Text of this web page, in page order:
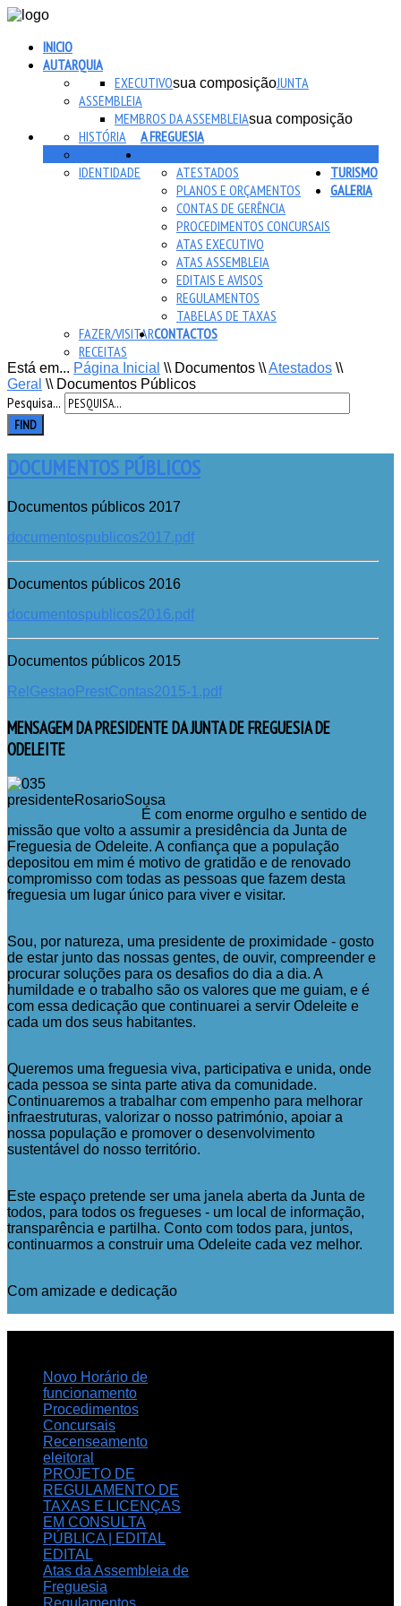
INICIO
AUTARQUIA
JUNTA
EXECUTIVOsua composição
ASSEMBLEIA
MEMBROS DA ASSEMBLEIAsua composição
A FREGUESIA
HISTÓRIA
HERÁLDICA
IDENTIDADE
ATESTADOS
PLANOS E ORÇAMENTOS
CONTAS DE GERÊNCIA
PROCEDIMENTOS CONCURSAIS
ATAS EXECUTIVO
ATAS ASSEMBLEIA
EDITAIS E AVISOS
REGULAMENTOS
TABELAS DE TAXAS
TURISMO
FAZER/VISITAR
RECEITAS
GALERIA
CONTACTOS
Está em... Página Inicial \\ Documentos \\Atestados \\
Geral \\ Documentos Públicos
Pesquisa...
FIND
DOCUMENTOS PÚBLICOS
Documentos públicos 2017
documentospublicos2017.pdf
Documentos públicos 2016
documentospublicos2016.pdf
Documentos públicos 2015
RelGestaoPrestContas2015-1.pdf
MENSAGEMDA PRESIDENTE DA JUNTA DE FREGUESIA DE
ODELEITE
É com enorme orgulho e sentido de
missão que volto a assumir a presidência da Junta de
Freguesia de Odeleite. A confiança que a população
depositou em mim é motivo de gratidão e de renovado
compromisso com todas as pessoas que fazem desta
freguesia um lugar único para viver e visitar.
Sou, por natureza, uma presidente de proximidade - gosto
de estar junto das nossas gentes, de ouvir, compreender e
procurar soluções para os desafios do dia a dia. A
humildade e o trabalho são os valores que me guiam, e é
com essa dedicação que continuarei a servir Odeleite e
cada um dos seus habitantes.
Queremos uma freguesia viva, participativa e unida, onde
cada pessoa se sinta parte ativa da comunidade.
Continuaremos a trabalhar com empenho para melhorar
infraestruturas, valorizar o nosso património, apoiar a
nossa população e promover o desenvolvimento
sustentável do nosso território.
Este espaço pretende ser uma janela aberta da Junta de
todos, para todos os fregueses - um local de informação,
transparência e partilha. Conto com todos para, juntos,
continuarmos a construir uma Odeleite cada vez melhor.
Com amizade e dedicação
Novo Horário de
funcionamento
Procedimentos
Concursais
Recenseamento
eleitoral
PROJETO DE
REGULAMENTO DE
TAXAS E LICENÇAS
EM CONSULTA
PÚBLICA | EDITAL
EDITAL
Atas da Assembleia de
Freguesia
Regulamentos